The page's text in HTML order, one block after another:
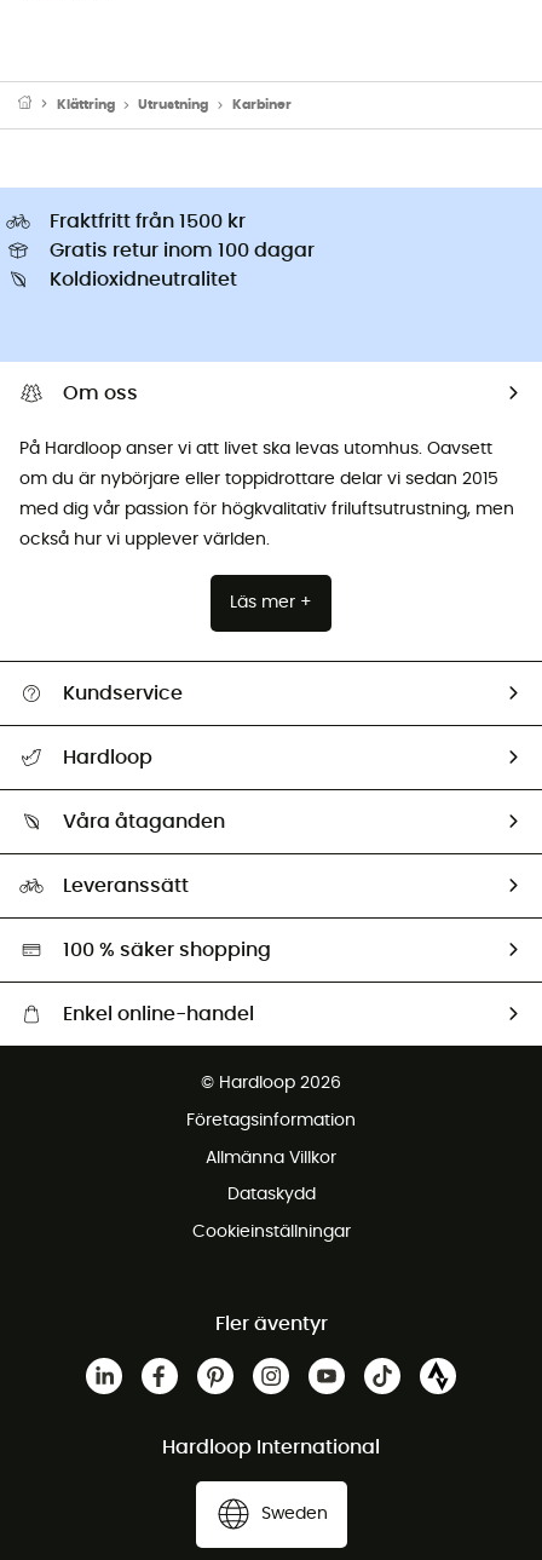
Klättring Utrustning Karbiner
Fraktfritt från 1500 kr
Gratis retur inom 100 dagar
Koldioxidneutralitet
Om oss
På Hardloop anser vi att livet ska levas utomhus. Oavsett
om du är nybörjare eller toppidrottare delar vi sedan 2015
med dig vår passion för högkvalitativ friluftsutrustning, men
också hur vi upplever världen.
Läs mer +
Kundservice
Retur & återbetalning
Hardloop
Våra åtaganden
Miljöanpassat urval
Leveranssätt
100 % säker shopping
Enkel online-handel
© Hardloop 2026
Företagsinformation
Allmänna Villkor
Dataskydd
Cookieinställningar
Fler äventyr
Hardloop International
Sweden